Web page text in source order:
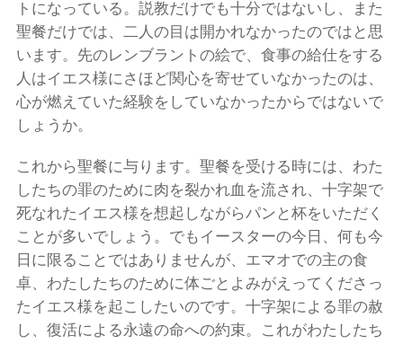
トになっている。説教だけでも十分ではないし、また
聖餐だけでは、二人の目は開かれなかったのではと思
います。先のレンブラントの絵で、食事の給仕をする
人はイエス様にさほど関心を寄せていなかったのは、
心が燃えていた経験をしていなかったからではないで
しょうか。
これから聖餐に与ります。聖餐を受ける時には、わた
したちの罪のために肉を裂かれ血を流され、十字架で
死なれたイエス様を想起しながらパンと杯をいただく
ことが多いでしょう。でもイースターの今日、何も今
日に限ることではありませんが、エマオでの主の食
卓、わたしたちのために体ごとよみがえってくださっ
たイエス様を起こしたいのです。十字架による罪の赦
し、復活による永遠の命への約束。これがわたしたち